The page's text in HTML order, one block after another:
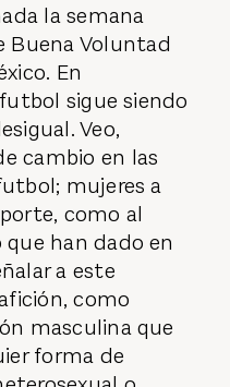
la semana
Buena Voluntad
En
sigue siendo
Veo,
cambio en las
mujeres a
como al
han dado en
a este
como
masculina que
forma de